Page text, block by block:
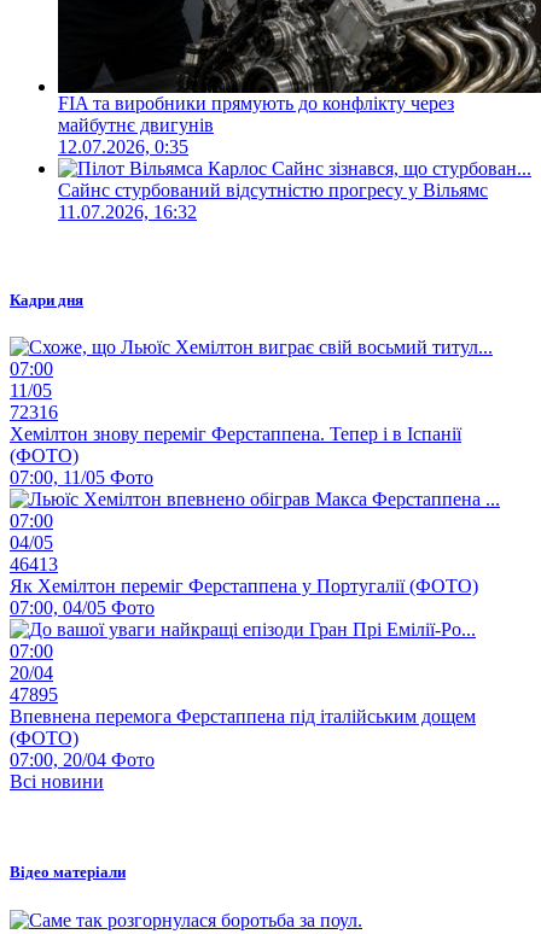
FIA та виробники прямують до конфлікту через
майбутнє двигунів
12.07.2026, 0:35
Сайнс стурбований відсутністю прогресу у Вільямс
11.07.2026, 16:32
Кадри дня
07:00
11/05
72316
Хемілтон знову переміг Ферстаппена. Тепер і в Іспанії
(ФОТО)
07:00, 11/05 Фото
07:00
04/05
46413
Як Хемілтон переміг Ферстаппена у Португалії (ФОТО)
07:00, 04/05 Фото
07:00
20/04
47895
Впевнена перемога Ферстаппена під італійським дощем
(ФОТО)
07:00, 20/04 Фото
Всі новини
Відео матеріали